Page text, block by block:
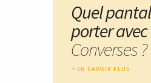
Quel
porter avec
Converses ?
EN SAVOIR PLUS